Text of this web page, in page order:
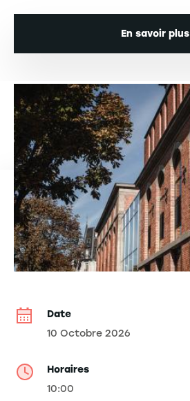
En savoir plus
Date
10 Octobre 2026
Horaires
10:00